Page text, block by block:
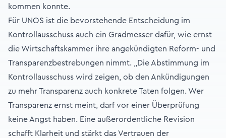
kommen konnte.
Für UNOS ist die bevorstehende Entscheidung im
Kontrollausschuss auch ein Gradmesser dafür, wie ernst
die Wirtschaftskammer ihre angekündigten Reform- und
Transparenzbestrebungen nimmt. „Die Abstimmung im
Kontrollausschuss wird zeigen, ob den Ankündigungen
zu mehr Transparenz auch konkrete Taten folgen. Wer
Transparenz ernst meint, darf vor einer Überprüfung
keine Angst haben. Eine außerordentliche Revision
schafft Klarheit und stärkt das Vertrauen der